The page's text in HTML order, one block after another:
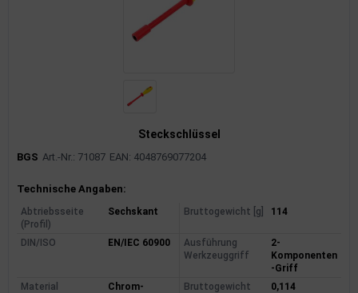
Steckschlüssel
BGS Art.-Nr.: 71087 EAN: 4048769077204
Produktinformationen
Technische Angaben:
Abtriebsseite
(Profil)
Sechskant Bruttogewicht [g] 114
DIN/ISO EN/IEC 60900
Ausführung
Werkzeuggriff
2-
Komponenten
-Griff
Material
Chrom-
Bruttogewicht
0,114